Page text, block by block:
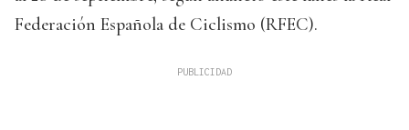
Federación Española de Ciclismo (RFEC).